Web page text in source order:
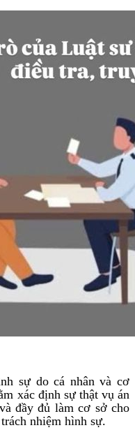
sự do cá nhân và cơ
xác định sự thật vụ án
đầy đủ làm cơ sở cho
nhiệm hình sự.